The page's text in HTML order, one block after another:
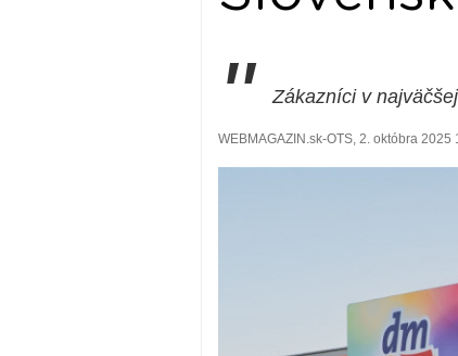
" Zákazníci v
WEBMAGAZIN.sk-OTS, 2. októbra 2025